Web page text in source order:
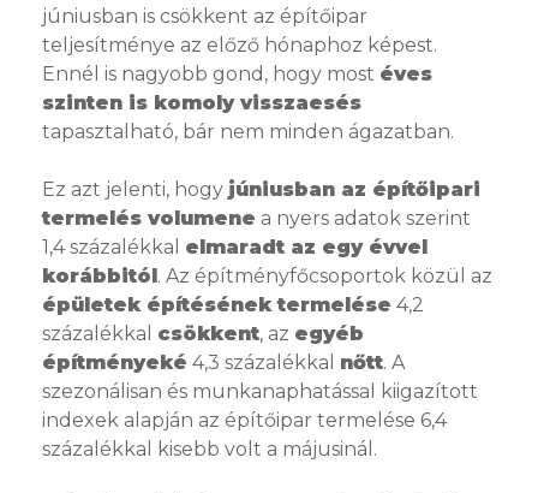
júniusban is csökkent az építőipar
teljesítménye az előző hónaphoz képest.
Ennél is nagyobb gond, hogy most éves
szinten is komoly visszaesés
tapasztalható, bár nem minden ágazatban.
Ez azt jelenti, hogy júniusban az építőipari
termelés volumene a nyers adatok szerint
1,4 százalékkal elmaradt az egy évvel
korábbitól. Az építményfőcsoportok közül az
épületek építésének termelése 4,2
százalékkal csökkent, az egyéb
építményeké 4,3 százalékkal nőtt. A
szezonálisan és munkanaphatással kiigazított
indexek alapján az építőipar termelése 6,4
százalékkal kisebb volt a májusinál.